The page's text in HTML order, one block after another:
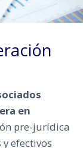
en
pre-jurídica
efectivos